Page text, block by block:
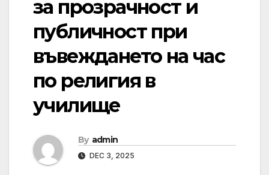
за прозрачност и
публичност при
въвеждането на час
по религия в
училище
By admin
DEC 3, 2025